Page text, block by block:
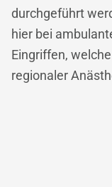
durchgeführt
hier bei
Eingriffen,
regionaler